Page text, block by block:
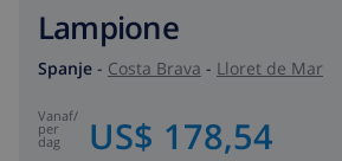
Lampione
Spanje - Costa Brava - Lloret de Mar
vanaf/
per
dag US$ 178,54